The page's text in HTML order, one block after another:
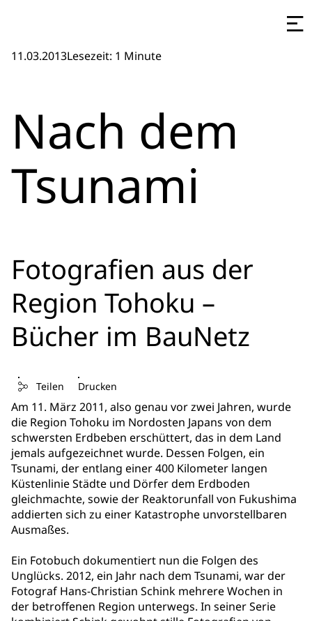
11.03.2013Lesezeit: 1 Minute
Nach dem
Tsunami
Fotografien aus der
Region Tohoku –
Bücher im BauNetz
Teilen Drucken
Am 11. März 2011, also genau vor zwei Jahren, wurde
die Region Tohoku im Nordosten Japans von dem
schwersten Erdbeben erschüttert, das in dem Land
jemals aufgezeichnet wurde. Dessen Folgen, ein
Tsunami, der entlang einer 400 Kilometer langen
Küstenlinie Städte und Dörfer dem Erdboden
gleichmachte, sowie der Reaktorunfall von Fukushima
addierten sich zu einer Katastrophe unvorstellbaren
Ausmaßes.
Ein Fotobuch dokumentiert nun die Folgen des
Unglücks. 2012, ein Jahr nach dem Tsunami, war der
Fotograf Hans-Christian Schink mehrere Wochen in
der betroffenen Region unterwegs. In seiner Serie